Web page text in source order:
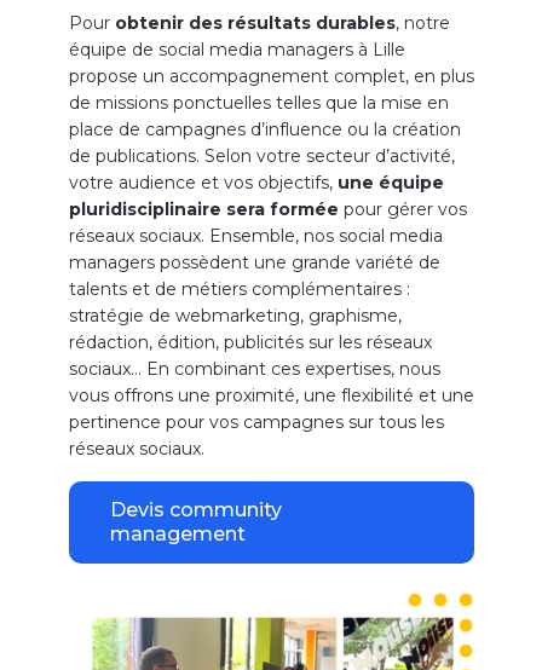
Pour obtenir des résultats durables, notre
équipe de social media managers à Lille
propose un accompagnement complet, en plus
de missions ponctuelles telles que la mise en
place de campagnes d’influence ou la création
de publications. Selon votre secteur d’activité,
votre audience et vos objectifs, une équipe
pluridisciplinaire sera formée pour gérer vos
réseaux sociaux. Ensemble, nos social media
managers possèdent une grande variété de
talents et de métiers complémentaires :
stratégie de webmarketing, graphisme,
rédaction, édition, publicités sur les réseaux
sociaux… En combinant ces expertises, nous
vous offrons une proximité, une flexibilité et une
pertinence pour vos campagnes sur tous les
réseaux sociaux.
Devis community
management